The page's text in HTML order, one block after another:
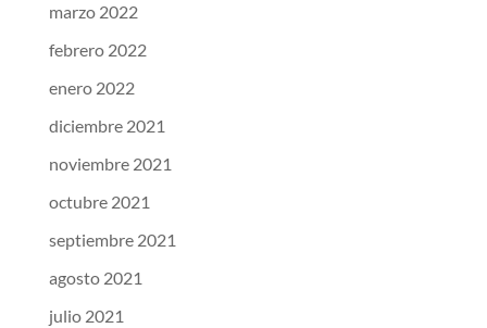
marzo 2022
febrero 2022
enero 2022
diciembre 2021
noviembre 2021
octubre 2021
septiembre 2021
agosto 2021
julio 2021